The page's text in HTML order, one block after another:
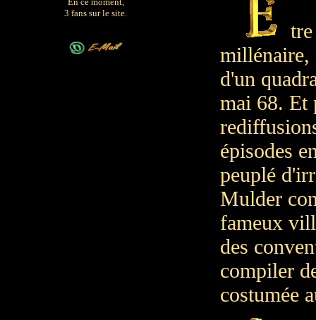
3 fans sur le site.
millénaire,
d'un
mai 68. Et
épisodes
peuplé
Mulder
fameux
des
compiler
costumée